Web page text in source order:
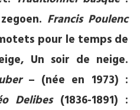
Francis Poulenc
pour le temps de
Un soir de neige.
– (née en 1973) :
Delibes(1836-1891) :